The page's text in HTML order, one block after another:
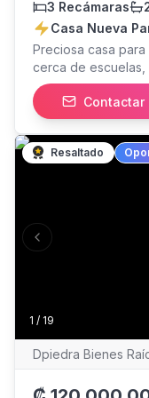
3 Recámaras
Casa Nueva
Preciosa casa para
cerca de escuelas,
LAS FLORES.
Contactar
1 / 19
Previous slide
Resaltado
Dpiedra Bienes